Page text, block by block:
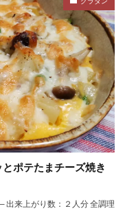
ポテたまチーズ焼き
上がり数：２人分 全調理